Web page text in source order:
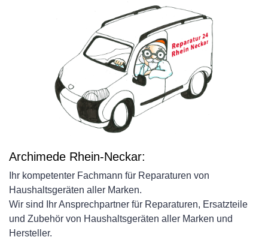
Archimede Rhein-Neckar:
Ihr kompetenter Fachmann für Reparaturen von
Haushaltsgeräten aller Marken.
Wir sind Ihr Ansprechpartner für Reparaturen, Ersatzteile
und Zubehör von Haushaltsgeräten aller Marken und
Hersteller.